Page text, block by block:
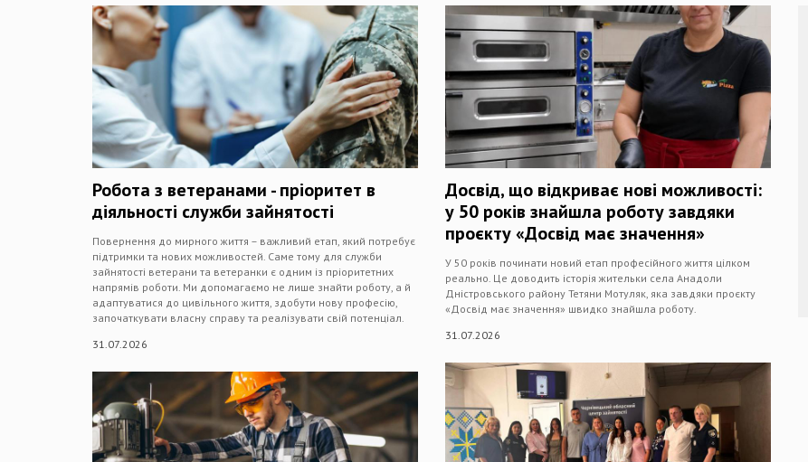
Робота з ветеранами - пріоритет в
діяльності служби зайнятості
Повернення до мирного життя – важливий етап, який потребує
підтримки та нових можливостей. Саме тому для служби
зайнятості ветерани та ветеранки є одним із пріоритетних
напрямів роботи. Ми допомагаємо не лише знайти роботу, а й
адаптуватися до цивільного життя, здобути нову професію,
започаткувати власну справу та реалізувати свій потенціал.
31.07.2026
Досвід, що відкриває нові можливості:
у 50 років знайшла роботу завдяки
проєкту «Досвід має значення»
У 50 років починати новий етап професійного життя цілком
реально. Це доводить історія жительки села Анадоли
Дністровського району Тетяни Мотуляк, яка завдяки проєкту
«Досвід має значення» швидко знайшла роботу.
31.07.2026